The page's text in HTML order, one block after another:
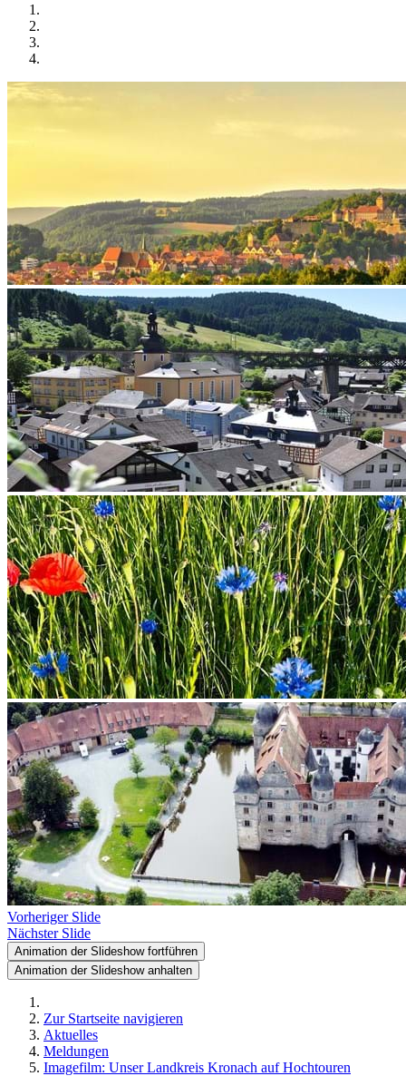
Vorheriger Slide
Nächster Slide
Animation der Slideshow fortführen
Animation der Slideshow anhalten
Zur Startseite navigieren
Aktuelles
Meldungen
Imagefilm: Unser Landkreis Kronach auf Hochtouren